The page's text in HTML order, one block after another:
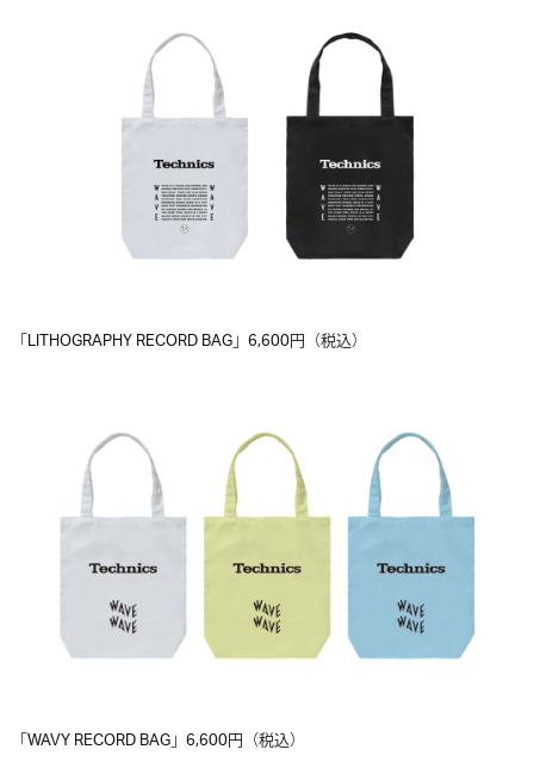
「LITHOGRAPHY RECORD BAG」6,600円（税込）
「WAVY RECORD BAG」6,600円（税込）